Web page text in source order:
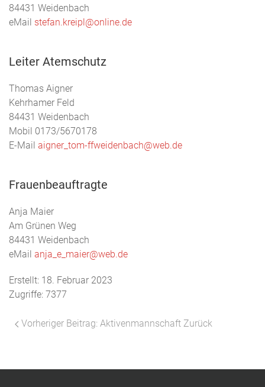
84431 Weidenbach
eMail stefan.kreipl@online.de
Leiter Atemschutz
Thomas Aigner
Kehrhamer Feld
84431 Weidenbach
Mobil 0173/5670178
E-Mail aigner_tom-ffweidenbach@web.de
Frauenbeauftragte
Anja Maier
Am Grünen Weg
84431 Weidenbach
eMail anja_e_maier@web.de
Erstellt: 18. Februar 2023
Zugriffe: 7377
Vorheriger Beitrag: Aktivenmannschaft Zurück